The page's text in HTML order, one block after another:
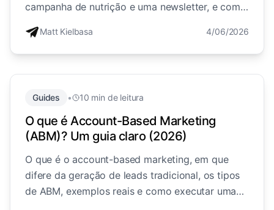
campanha de nutrição e uma newsletter, e como
simples.
Matt Kielbasa 4/06/2026
Guides • 10 min de leitura
O que é Account-Based Marketing
(ABM)? Um guia claro (2026)
O que é o account-based marketing, em que
difere da geração de leads tradicional, os tipos
de ABM, exemplos reais e como executar uma